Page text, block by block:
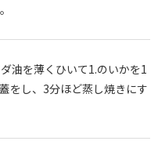
油を薄くひいて1.のいかを1
をし、3分ほど蒸し焼きにす